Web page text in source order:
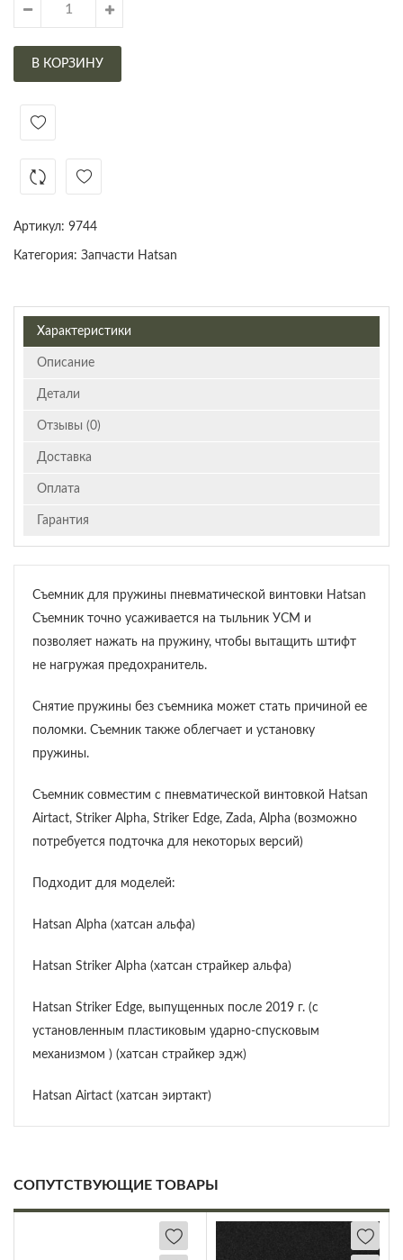
В КОРЗИНУ
Артикул: 9744
Категория: Запчасти Hatsan
Характеристики
Описание
Детали
Отзывы (0)
Доставка
Оплата
Гарантия
Съемник для пружины пневматической винтовки Hatsan
Съемник точно усаживается на тыльник УСМ и
позволяет нажать на пружину, чтобы вытащить штифт
не нагружая предохранитель.
Снятие пружины без съемника может стать причиной ее
поломки. Съемник также облегчает и установку
пружины.
Съемник совместим с пневматической винтовкой Hatsan
Airtact, Striker Alpha, Striker Edge, Zada, Alpha (возможно
потребуется подточка для некоторых версий)
Подходит для моделей:
Hatsan Alpha (хатсан альфа)
Hatsan Striker Alpha (хатсан страйкер альфа)
Hatsan Striker Edge, выпущенных после 2019 г. (с
установленным пластиковым ударно-спусковым
механизмом ) (хатсан страйкер эдж)
Hatsan Airtact (хатсан эиртакт)
СОПУТСТВУЮЩИЕ ТОВАРЫ